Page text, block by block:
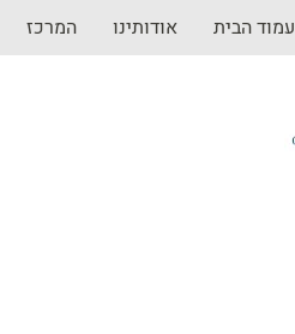
עמוד הבית אודותינו המרכז